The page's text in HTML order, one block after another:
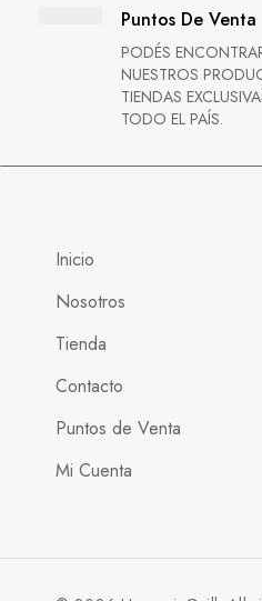
Puntos De Venta
PODÉS
NUESTROS
TIENDAS
TODO EL PAÍS.
Inicio
Nosotros
Tienda
Contacto
Puntos de Venta
Mi Cuenta